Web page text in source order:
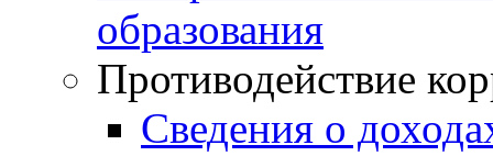
образования
Противодействие
Сведения о